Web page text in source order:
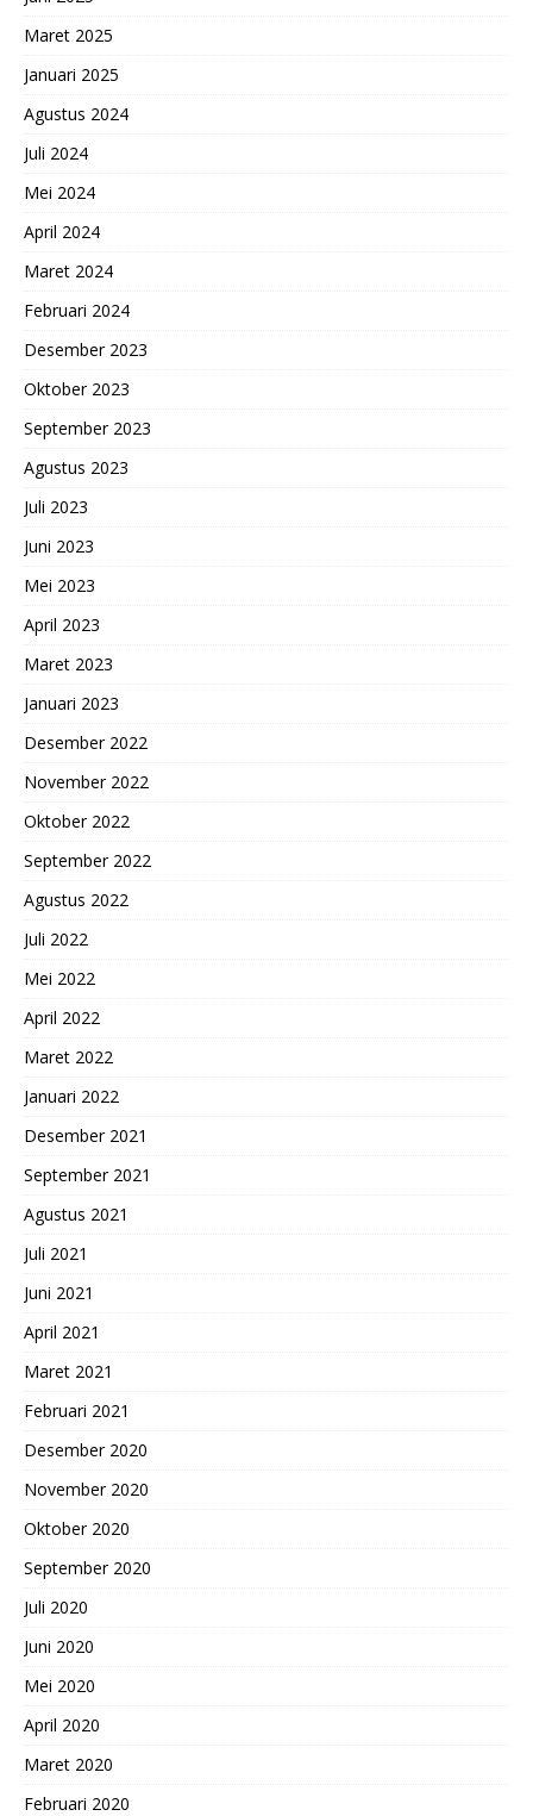
Maret 2025
Januari 2025
Agustus 2024
Juli 2024
Mei 2024
April 2024
Maret 2024
Februari 2024
Desember 2023
Oktober 2023
September 2023
Agustus 2023
Juli 2023
Juni 2023
Mei 2023
April 2023
Maret 2023
Januari 2023
Desember 2022
November 2022
Oktober 2022
September 2022
Agustus 2022
Juli 2022
Mei 2022
April 2022
Maret 2022
Januari 2022
Desember 2021
September 2021
Agustus 2021
Juli 2021
Juni 2021
April 2021
Maret 2021
Februari 2021
Desember 2020
November 2020
Oktober 2020
September 2020
Juli 2020
Juni 2020
Mei 2020
April 2020
Maret 2020
Februari 2020